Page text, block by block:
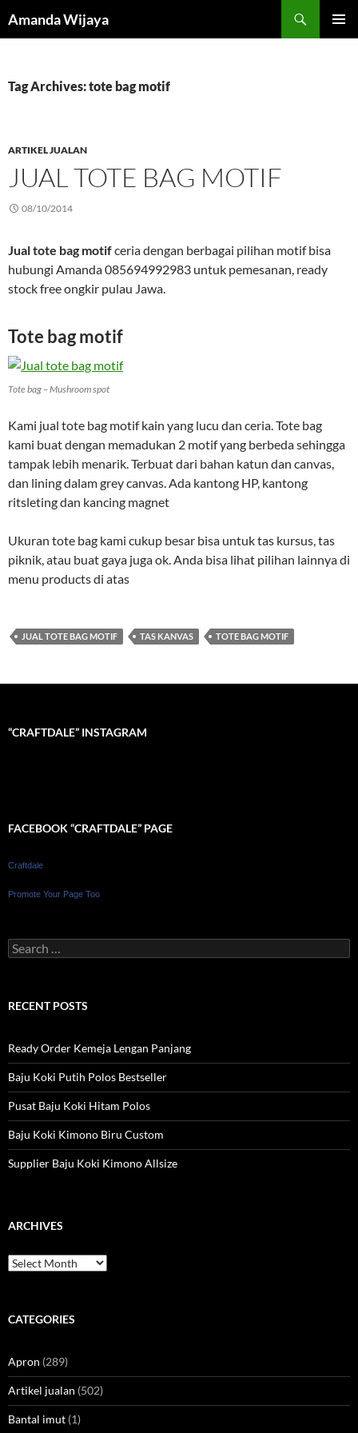
Amanda Wijaya
Tag Archives: tote bag motif
ARTIKEL JUALAN
JUAL TOTE BAG MOTIF
08/10/2014
Jual tote bag motifceria dengan berbagai pilihan motif bisa
hubungi Amanda 085694992983 untuk pemesanan, ready
stock free ongkir pulau Jawa.
Tote bag motif
Tote bag – Mushroom spot
Kami jual tote bag motif kain yang lucu dan ceria. Tote bag
kami buat dengan memadukan 2 motif yang berbeda sehingga
tampak lebih menarik. Terbuat dari bahan katun dan canvas,
dan lining dalam grey canvas. Ada kantong HP, kantong
ritsleting dan kancing magnet
Ukuran tote bag kami cukup besar bisa untuk tas kursus, tas
piknik, atau buat gaya juga ok. Anda bisa lihat pilihan lainnya di
menu products di atas
JUAL TOTE BAG MOTIF TAS KANVAS TOTE BAG MOTIF
“CRAFTDALE” INSTAGRAM
FACEBOOK “CRAFTDALE” PAGE
Craftdale
Promote Your Page Too
Search
for:
RECENT POSTS
Ready Order Kemeja Lengan Panjang
Baju Koki Putih Polos Bestseller
Pusat Baju Koki Hitam Polos
Baju Koki Kimono Biru Custom
Supplier Baju Koki Kimono Allsize
ARCHIVES
Archives
CATEGORIES
Apron (289)
Artikel jualan (502)
Bantal imut (1)